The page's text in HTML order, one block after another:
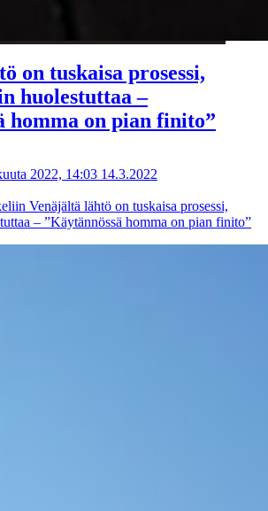
on tuskaisa prosessi,
huolestuttaa –
homma on pian finito”
2022, 14:03 14.3.2022
Venäjältä lähtö on tuskaisa prosessi,
– ”Käytännössä homma on pian finito”